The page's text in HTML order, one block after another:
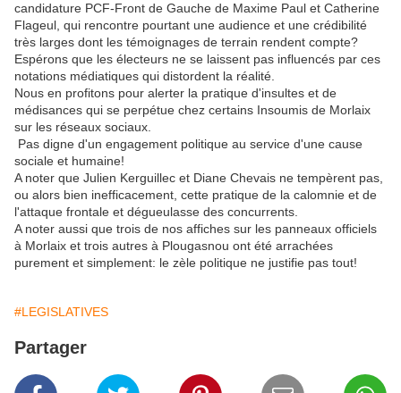
candidature PCF-Front de Gauche de Maxime Paul et Catherine
Flageul, qui rencontre pourtant une audience et une crédibilité
très larges dont les témoignages de terrain rendent compte?
Espérons que les électeurs ne se laissent pas influencés par ces
notations médiatiques qui distordent la réalité.
Nous en profitons pour alerter la pratique d'insultes et de
médisances qui se perpétue chez certains Insoumis de Morlaix
sur les réseaux sociaux.
Pas digne d'un engagement politique au service d'une cause
sociale et humaine!
A noter que Julien Kerguillec et Diane Chevais ne tempèrent pas,
ou alors bien inefficacement, cette pratique de la calomnie et de
l'attaque frontale et dégueulasse des concurrents.
A noter aussi que trois de nos affiches sur les panneaux officiels
à Morlaix et trois autres à Plougasnou ont été arrachées
purement et simplement: le zèle politique ne justifie pas tout!
#LEGISLATIVES
Partager